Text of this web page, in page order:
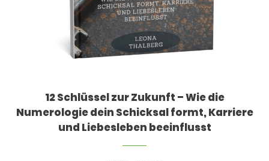
12 Schlüssel zur Zukunft – Wie die
Numerologie dein Schicksal formt, Karriere
und Liebesleben beeinflusst